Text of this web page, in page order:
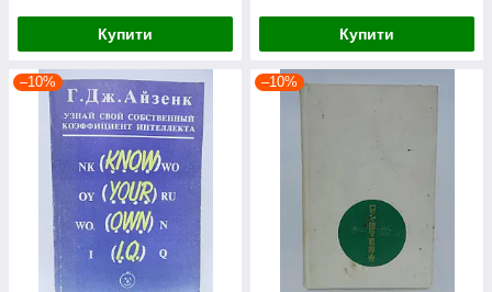
Купити Купити
–10% –10%